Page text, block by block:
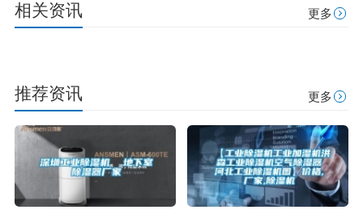
相关资讯 更多
推荐资讯 更多